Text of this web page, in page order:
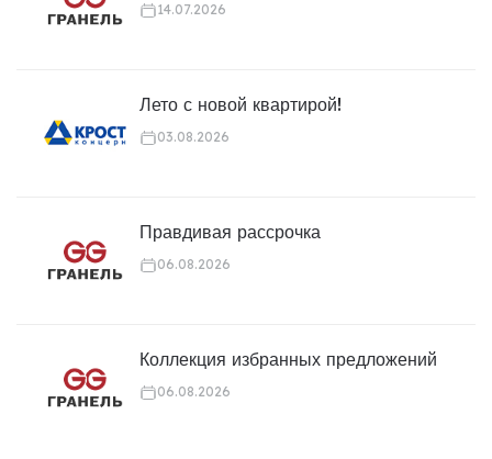
14.07.2026
Лето с новой квартирой!
03.08.2026
Правдивая рассрочка
06.08.2026
Коллекция избранных предложений
06.08.2026